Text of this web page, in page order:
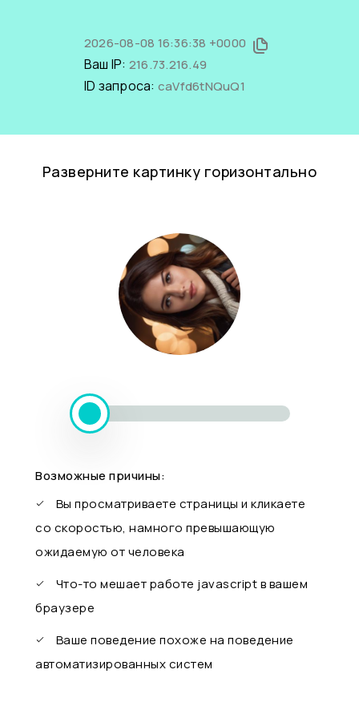
2026-08-08 16:36:38 +0000
Ваш IP: 216.73.216.49
ID запроса: caVfd6tNQuQ1
Разверните картинку горизонтально
Возможные причины:
Вы просматриваете страницы и кликаете
со скоростью, намного превышающую
ожидаемую от человека
Что-то мешает работе javascript в вашем
браузере
Ваше поведение похоже на поведение
автоматизированных систем